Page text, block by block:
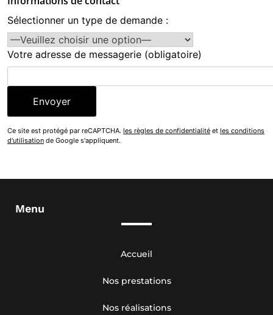
Sélectionner un type de demande :
Votre adresse de messagerie (obligatoire)
Ce site est protégé par reCAPTCHA. les règles de confidentialité et les conditions
d'utilisation de Google s'appliquent.
Menu
Accueil
Nos prestations
Nos réalisations